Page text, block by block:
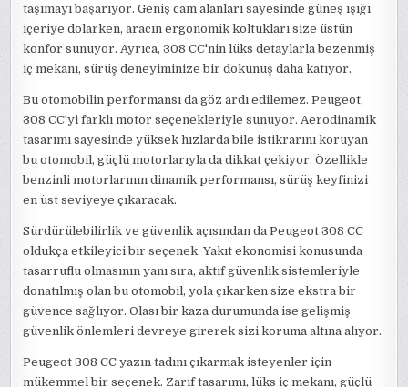
taşımayı başarıyor. Geniş cam alanları sayesinde güneş ışığı
içeriye dolarken, aracın ergonomik koltukları size üstün
konfor sunuyor. Ayrıca, 308 CC'nin lüks detaylarla bezenmiş
iç mekanı, sürüş deneyiminize bir dokunuş daha katıyor.
Bu otomobilin performansı da göz ardı edilemez. Peugeot,
308 CC'yi farklı motor seçenekleriyle sunuyor. Aerodinamik
tasarımı sayesinde yüksek hızlarda bile istikrarını koruyan
bu otomobil, güçlü motorlarıyla da dikkat çekiyor. Özellikle
benzinli motorlarının dinamik performansı, sürüş keyfinizi
en üst seviyeye çıkaracak.
Sürdürülebilirlik ve güvenlik açısından da Peugeot 308 CC
oldukça etkileyici bir seçenek. Yakıt ekonomisi konusunda
tasarruflu olmasının yanı sıra, aktif güvenlik sistemleriyle
donatılmış olan bu otomobil, yola çıkarken size ekstra bir
güvence sağlıyor. Olası bir kaza durumunda ise gelişmiş
güvenlik önlemleri devreye girerek sizi koruma altına alıyor.
Peugeot 308 CC yazın tadını çıkarmak isteyenler için
mükemmel bir seçenek. Zarif tasarımı, lüks iç mekanı, güçlü